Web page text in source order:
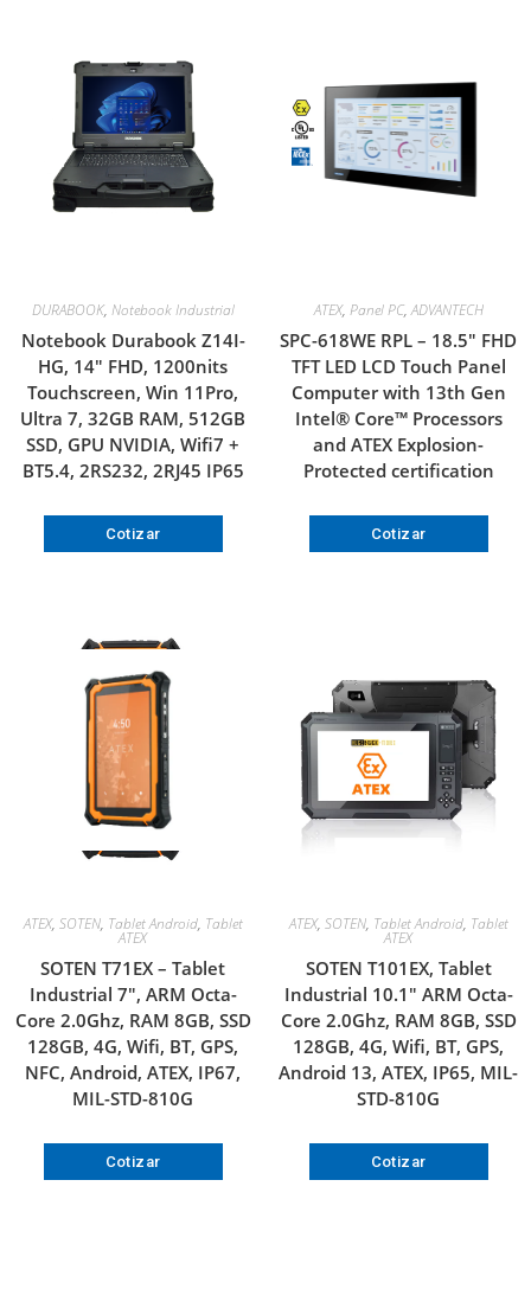
DURABOOK, Notebook Industrial
Notebook Durabook Z14I-
HG, 14″ FHD, 1200nits
Touchscreen, Win 11Pro,
Ultra 7, 32GB RAM, 512GB
SSD, GPU NVIDIA, Wifi7 +
BT5.4, 2RS232, 2RJ45 IP65
Cotizar
ATEX, Panel PC,ADVANTECH
SPC-618WE RPL – 18.5″ FHD
TFT LED LCD Touch Panel
Computer with 13th Gen
Intel® Core™ Processors
and ATEX Explosion-
Protected certification
Cotizar
ATEX, SOTEN, Tablet Android, Tablet
ATEX
SOTEN T71EX – Tablet
Industrial 7″, ARM Octa-
Core 2.0Ghz, RAM 8GB, SSD
128GB, 4G, Wifi, BT, GPS,
NFC, Android, ATEX, IP67,
MIL-STD-810G
Cotizar
ATEX, SOTEN, Tablet Android, Tablet
ATEX
SOTEN T101EX, Tablet
Industrial 10.1″ ARM Octa-
Core 2.0Ghz, RAM 8GB, SSD
128GB, 4G, Wifi, BT, GPS,
Android 13, ATEX, IP65, MIL-
STD-810G
Cotizar